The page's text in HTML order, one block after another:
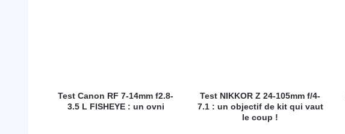
Test Canon RF 7-14mm f2.8-
3.5 L FISHEYE : un ovni
Test NIKKOR Z 24-105mm f/4-
7.1 : un objectif de kit qui vaut
le coup !